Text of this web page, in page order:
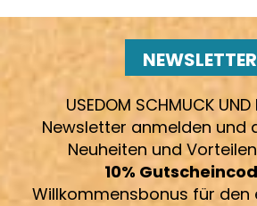
NEWSLETTER
USEDOM SCHMUCK
Newsletter anmelden und
Neuheiten und
10%
Willkommensbonus für den